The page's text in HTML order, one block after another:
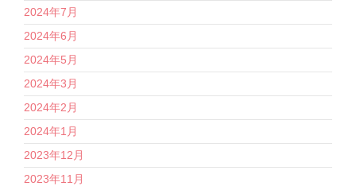
2024年7月
2024年6月
2024年5月
2024年3月
2024年2月
2024年1月
2023年12月
2023年11月